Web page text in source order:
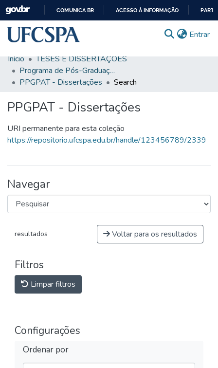
CONTEÚDO
COMUNICA BR ACESSO À INFORMAÇÃO
Entrar
Comunidades & Coleções
Busca Facetada
Estatísticas
Autoarquivamento
Sobre o RI-UFCSPA
FAQ
Ajuda
Início
TESES E DISSERTAÇÕES
Programa de Pós-Graduação em Patologia
PPGPAT - Dissertações
Search
PPGPAT - Dissertações
URI permanente para esta coleção
https://repositorio.ufcspa.edu.br/handle/123456789/2339
Navegar
resultados Voltar para os resultados
Filtros
Limpar filtros
Configurações
Ordenar por